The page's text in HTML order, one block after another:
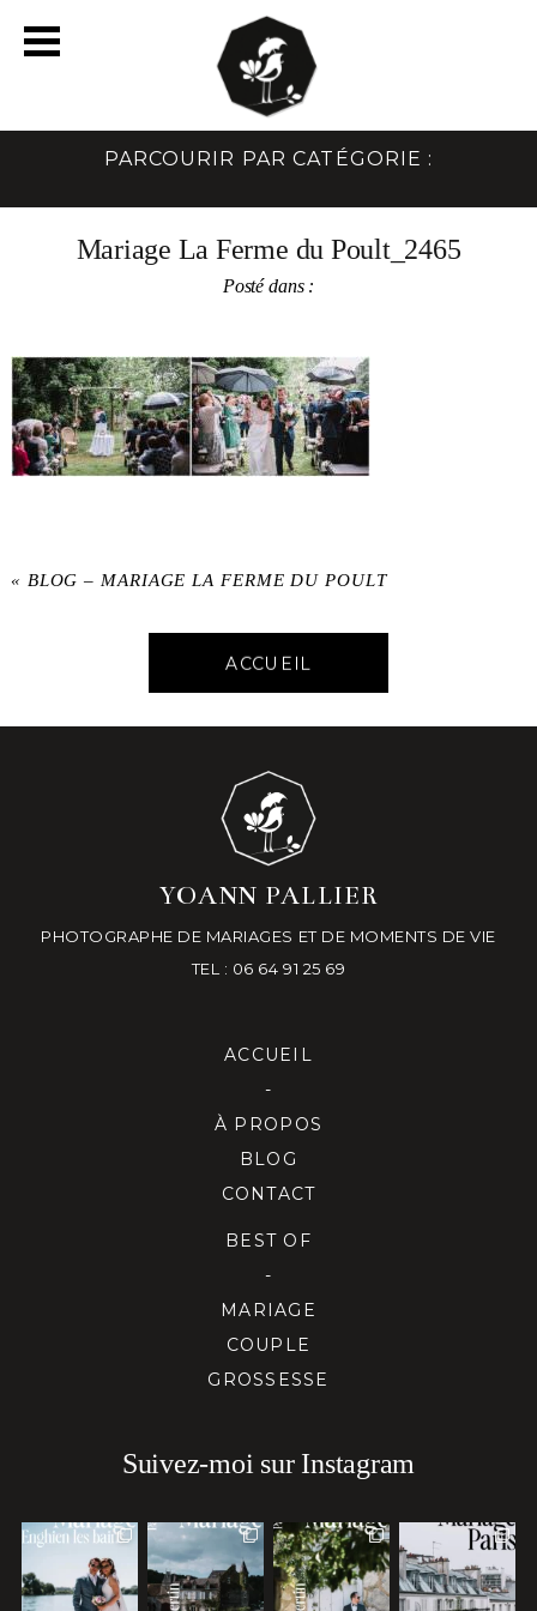
PARCOURIR PAR CATÉGORIE :
Mariage La Ferme du Poult_2465
Posté dans :
« BLOG – MARIAGE LA FERME DU POULT
ACCUEIL
YOANN PALLIER
PHOTOGRAPHE DE MARIAGES ET DE MOMENTS DE VIE
TEL : 06 64 91 25 69
ACCUEIL
-
À PROPOS
BLOG
CONTACT
BEST OF
-
MARIAGE
COUPLE
GROSSESSE
Suivez-moi sur Instagram